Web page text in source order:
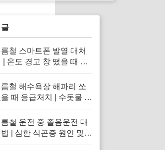
·스낵 선물세
청 방법, 당
철 스마트폰 발열 대처
| 온도 경고 창 떴을 때 응
금지 이유
철 해수욕장 해파리 쏘
때 응급처치 | 수돗물 세
세척 수칙
철 운전 중 졸음운전 대
| 심한 식곤증 원인 및